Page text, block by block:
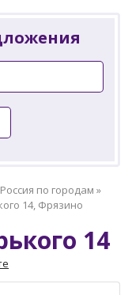
по городам »
14, Фрязино
14